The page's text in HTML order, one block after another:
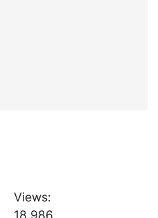
Views:
18.986